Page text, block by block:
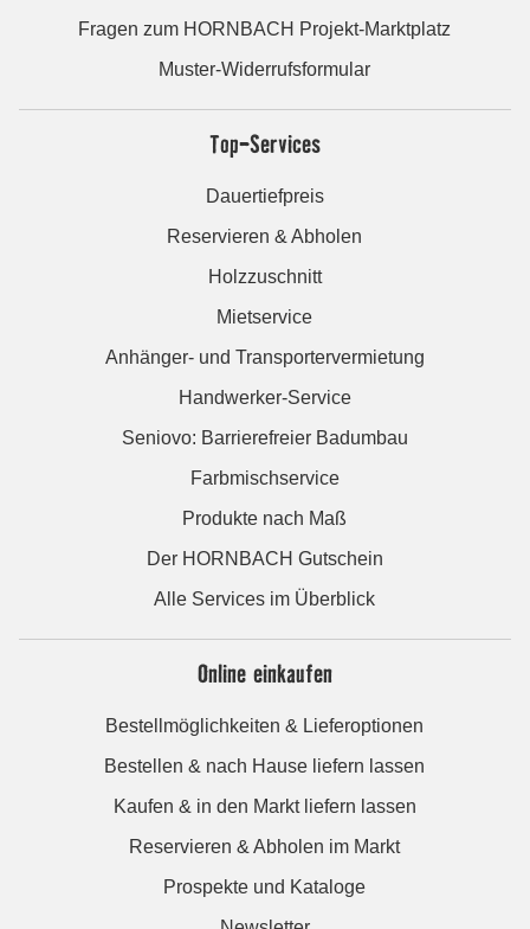
Fragen zum HORNBACH Projekt-Marktplatz
Muster-Widerrufsformular
Top-Services
Dauertiefpreis
Reservieren & Abholen
Holzzuschnitt
Mietservice
Anhänger- und Transportervermietung
Handwerker-Service
Seniovo: Barrierefreier Badumbau
Farbmischservice
Produkte nach Maß
Der HORNBACH Gutschein
Alle Services im Überblick
Online einkaufen
Bestellmöglichkeiten & Lieferoptionen
Bestellen & nach Hause liefern lassen
Kaufen & in den Markt liefern lassen
Reservieren & Abholen im Markt
Prospekte und Kataloge